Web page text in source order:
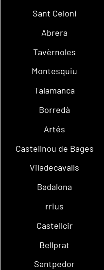
Sant Celoni
Abrera
Tavèrnoles
Montesquiu
Talamanca
Borredà
Artés
Castellnou de Bages
Viladecavalls
Badalona
rrius
Castellcir
Bellprat
Santpedor